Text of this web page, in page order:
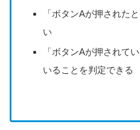
「ボタンAが押された
い
「ボタンAが押されて
いることを判定できる